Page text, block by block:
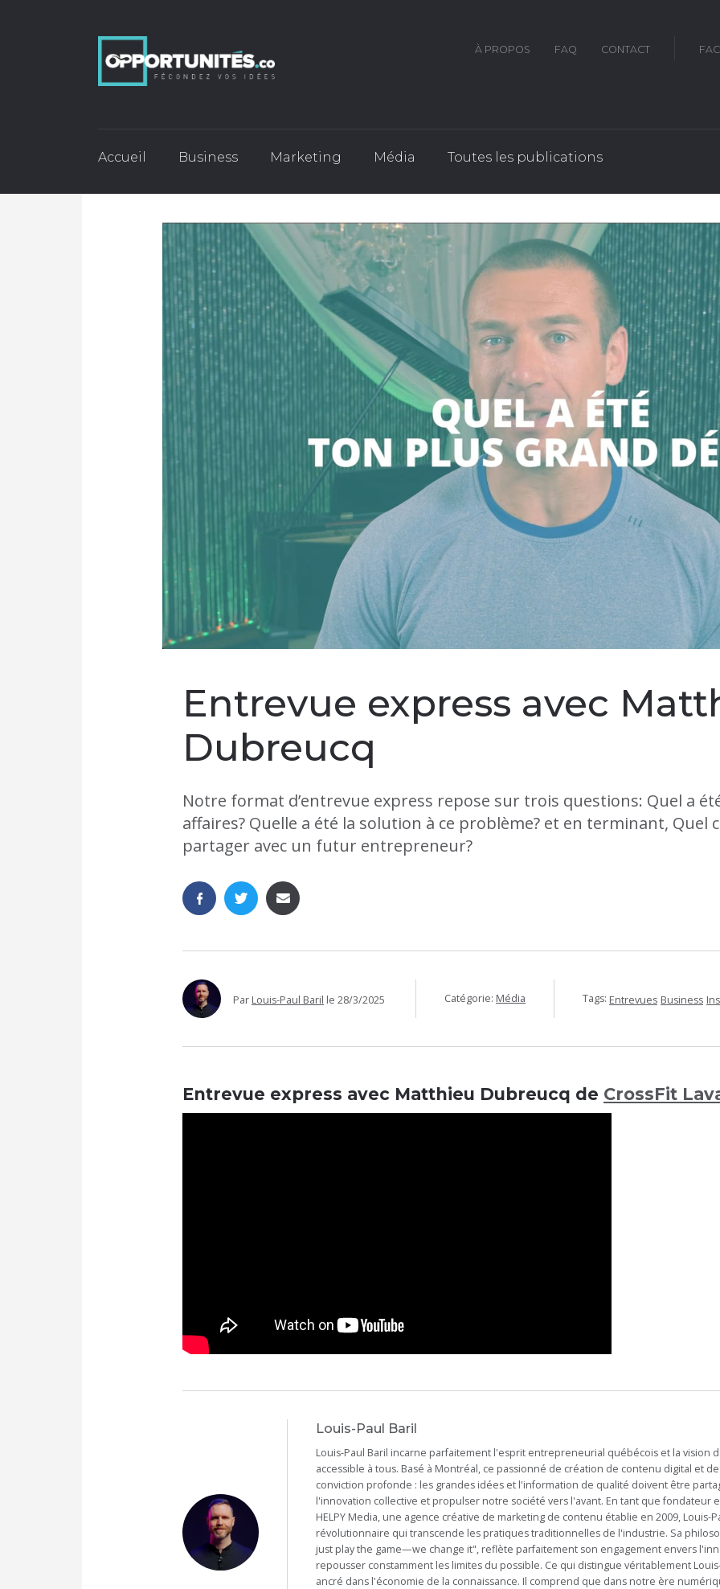
À PROPOS FAQ CONTACT
Accueil Business Marketing Média Toutes les publications
Entrevue express avec
Dubreucq
Notre format d’entrevue express repose sur trois questions: Quel a
affaires? Quelle a été la solution à ce problème? et en terminant, Quel
partager avec un futur entrepreneur?
Par Louis-Paul Baril le 28/3/2025 Catégorie: Média Tags: Entrevues Business
Entrevue express avec Matthieu Dubreucq de CrossFit
Louis-Paul Baril
Louis-Paul Baril incarne parfaitement l'esprit entrepreneurial québécois et la vision
accessible à tous. Basé à Montréal, ce passionné de création de contenu digital et
conviction profonde : les grandes idées et l'information de qualité doivent être
l'innovation collective et propulser notre société vers l'avant. En tant que fondateur
HELPY Media, une agence créative de marketing de contenu établie en 2009,
révolutionnaire qui transcende les pratiques traditionnelles de l'industrie. Sa
just play the game—we change it", reflète parfaitement son engagement envers
repousser constamment les limites du possible. Ce qui distingue véritablement
ancré dans l'économie de la connaissance. Il comprend que dans notre ère